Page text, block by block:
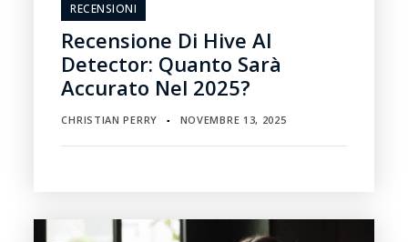
RECENSIONI
Recensione Di Hive AI
Detector: Quanto Sarà
Accurato Nel 2025?
CHRISTIAN PERRY ▪ NOVEMBRE 13, 2025